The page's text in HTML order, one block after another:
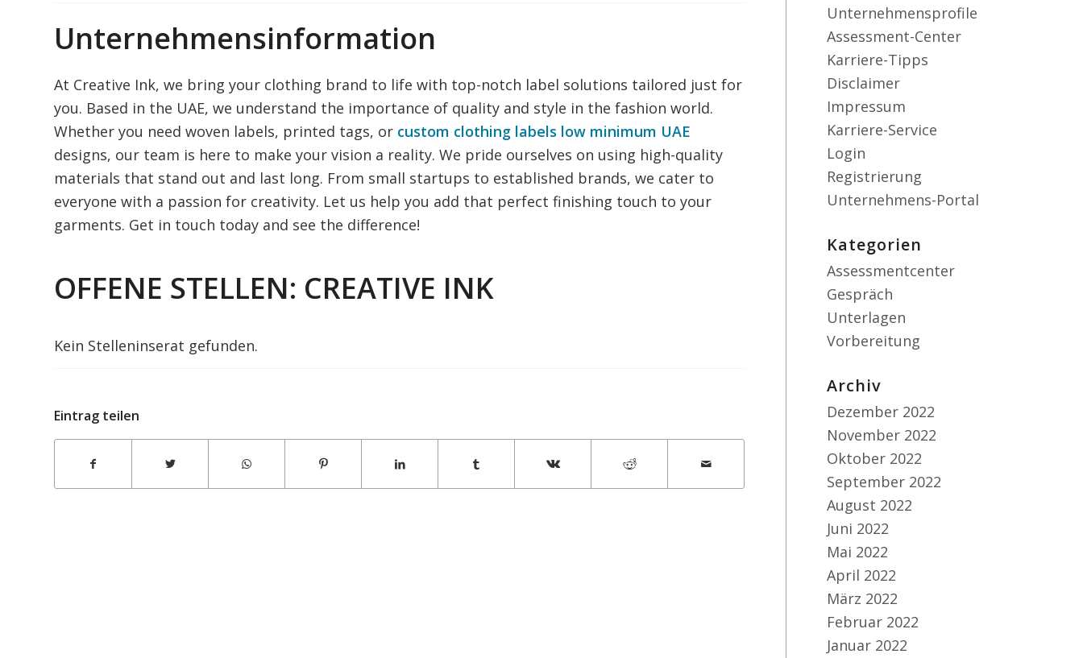
Unternehmensinformation
At Creative Ink, we bring your clothing brand to life with top-notch label solutions tailored just for
you. Based in the UAE, we understand the importance of quality and style in the fashion world.
Whether you need woven labels, printed tags, or custom clothing labels low minimum UAE
designs, our team is here to make your vision a reality. We pride ourselves on using high-quality
materials that stand out and last long. From small startups to established brands, we cater to
everyone with a passion for creativity. Let us help you add that perfect finishing touch to your
garments. Get in touch today and see the difference!
OFFENE STELLEN: CREATIVE INK
Kein Stelleninserat gefunden.
Eintrag teilen
Unternehmensprofile
Assessment-Center
Karriere-Tipps
Disclaimer
Impressum
Karriere-Service
Login
Registrierung
Unternehmens-Portal
Kategorien
Assessmentcenter
Gespräch
Unterlagen
Vorbereitung
Archiv
Dezember 2022
November 2022
Oktober 2022
September 2022
August 2022
Juni 2022
Mai 2022
April 2022
März 2022
Februar 2022
Januar 2022